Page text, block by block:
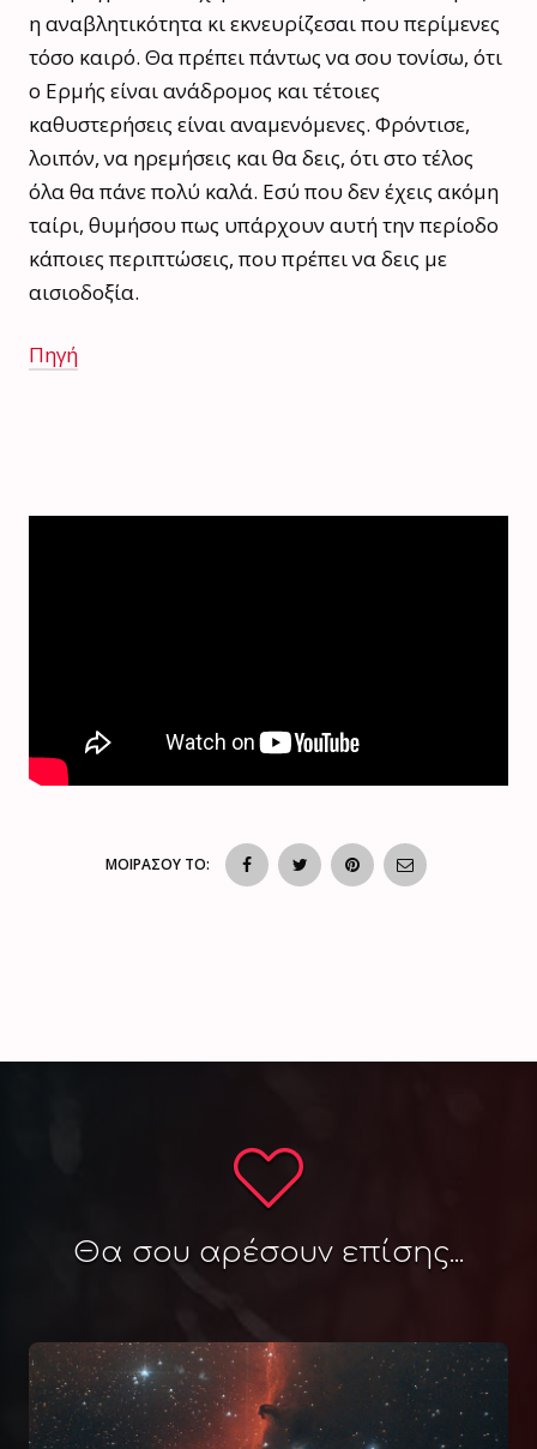
η αναβλητικότητα κι εκνευρίζεσαι που περίμενες
τόσο καιρό. Θα πρέπει πάντως να σου τονίσω, ότι
ο Ερμής είναι ανάδρομος και τέτοιες
καθυστερήσεις είναι αναμενόμενες. Φρόντισε,
λοιπόν, να ηρεμήσεις και θα δεις, ότι στο τέλος
όλα θα πάνε πολύ καλά. Εσύ που δεν έχεις ακόμη
ταίρι, θυμήσου πως υπάρχουν αυτή την περίοδο
κάποιες περιπτώσεις, που πρέπει να δεις με
αισιοδοξία.
Πηγή
ΜΟΙΡΑΣΟΥ ΤΟ:
Θα σου αρέσουν επίσης...